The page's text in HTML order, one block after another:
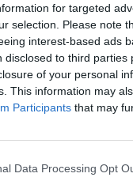
for targeted
selection. Please note
interest-based ads
disclosed to third
of your personal
This information may
Participants that may
Data Processing Opt